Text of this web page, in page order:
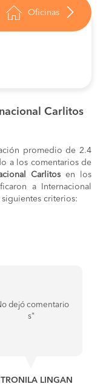
Oficinas
Carlitos
promedio de 2.4
a los comentarios de
Carlitos en los
a Internacional
criterios:
dejó comentario
s"
LINGAN